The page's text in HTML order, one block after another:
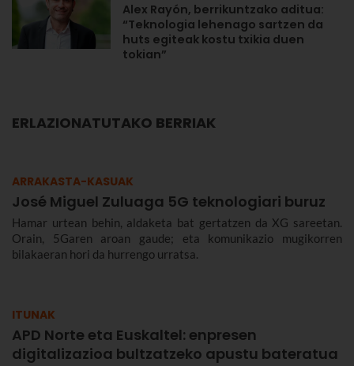
Alex Rayón, berrikuntzako aditua:
“Teknologia lehenago sartzen da
huts egiteak kostu txikia duen
tokian”
ERLAZIONATUTAKO BERRIAK
ARRAKASTA-KASUAK
José Miguel Zuluaga 5G teknologiari buruz
Hamar urtean behin, aldaketa bat gertatzen da XG sareetan.
Orain, 5Garen aroan gaude; eta komunikazio mugikorren
bilakaeran hori da hurrengo urratsa.
ITUNAK
APD Norte eta Euskaltel: enpresen
digitalizazioa bultzatzeko apustu bateratua